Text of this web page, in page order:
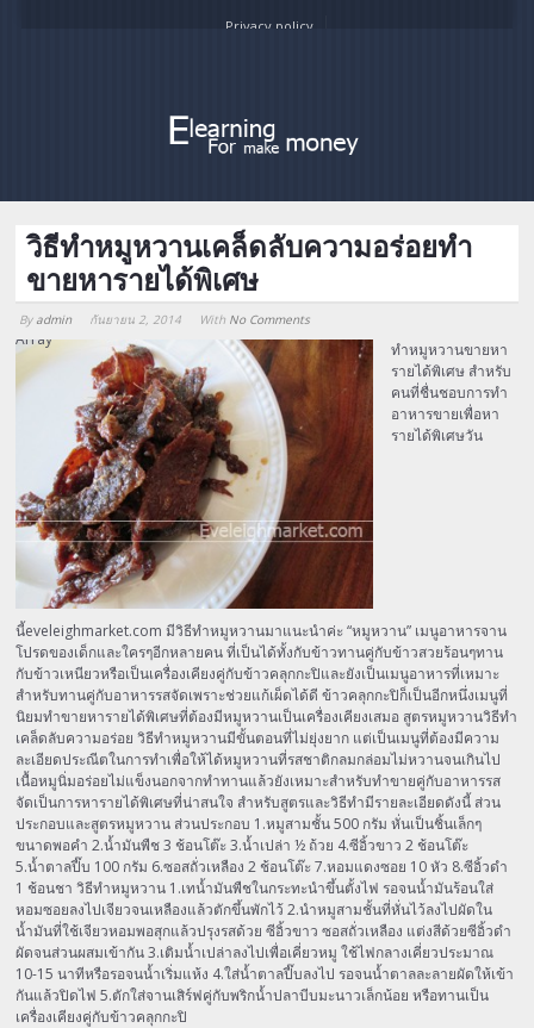
Privacy policy
วิธีทำหมูหวานเคล็ดลับความอร่อยทำ
ขายหารายได้พิเศษ
By admin กันยายน 2, 2014 With No Comments
Array
ทำหมูหวานขายหา
รายได้พิเศษ สำหรับ
คนที่ชื่นชอบการทำ
อาหารขายเพื่อหา
รายได้พิเศษวัน
นี้eveleighmarket.com มีวิธีทำหมูหวานมาแนะนำค่ะ “หมูหวาน” เมนูอาหารจาน
โปรดของเด็กและใครๆอีกหลายคน ที่เป็นได้ทั้งกับข้าวทานคู่กับข้าวสวยร้อนๆทาน
กับข้าวเหนียวหรือเป็นเครื่องเคียงคู่กับข้าวคลุกกะปิและยังเป็นเมนูอาหารที่เหมาะ
สำหรับทานคู่กับอาหารรสจัดเพราะช่วยแก้เผ็ดได้ดี ข้าวคลุกกะปิก็เป็นอีกหนึ่งเมนูที่
นิยมทำขายหารายได้พิเศษที่ต้องมีหมูหวานเป็นเครื่องเคียงเสมอ สูตรหมูหวานวิธีทำ
เคล็ดลับความอร่อย วิธีทำหมูหวานมีขั้นตอนที่ไม่ยุ่งยาก แต่เป็นเมนูที่ต้องมีความ
ละเอียดประณีตในการทำเพื่อให้ได้หมูหวานที่รสชาติกลมกล่อมไม่หวานจนเกินไป
เนื้อหมูนิ่มอร่อยไม่แข็งนอกจากทำทานแล้วยังเหมาะสำหรับทำขายคู่กับอาหารรส
จัดเป็นการหารายได้พิเศษที่น่าสนใจ สำหรับสูตรและวิธีทำมีรายละเอียดดังนี้ ส่วน
ประกอบและสูตรหมูหวาน ส่วนประกอบ 1.หมูสามชั้น 500 กรัม หั่นเป็นชิ้นเล็กๆ
ขนาดพอคำ 2.น้ำมันพืช 3 ช้อนโต๊ะ 3.น้ำเปล่า ½ ถ้วย 4.ซีอิ้วขาว 2 ช้อนโต๊ะ
5.น้ำตาลปี๊บ 100 กรัม 6.ซอสถั่วเหลือง 2 ช้อนโต๊ะ 7.หอมแดงซอย 10 หัว 8.ซีอิ้วดำ
1 ช้อนชา วิธีทำหมูหวาน 1.เทน้ำมันพืชในกระทะนำขึ้นตั้งไฟ รอจนน้ำมันร้อนใส่
หอมซอยลงไปเจียวจนเหลืองแล้วตักขึ้นพักไว้ 2.นำหมูสามชั้นที่หั่นไว้ลงไปผัดใน
น้ำมันที่ใช้เจียวหอมพอสุกแล้วปรุงรสด้วย ซีอิ้วขาว ซอสถั่วเหลือง แต่งสีด้วยซีอิ้วดำ
ผัดจนส่วนผสมเข้ากัน 3.เติมน้ำเปล่าลงไปเพื่อเคี่ยวหมู ใช้ไฟกลางเคี่ยวประมาณ
10-15 นาทีหรือรอจนน้ำเริ่มแห้ง 4.ใส่น้ำตาลปี๊บลงไป รอจนน้ำตาลละลายผัดให้เข้า
กันแล้วปิดไฟ 5.ตักใส่จานเสิร์ฟคู่กับพริกน้ำปลาบีบมะนาวเล็กน้อย หรือทานเป็น
เครื่องเคียงคู่กับข้าวคลุกกะปิ